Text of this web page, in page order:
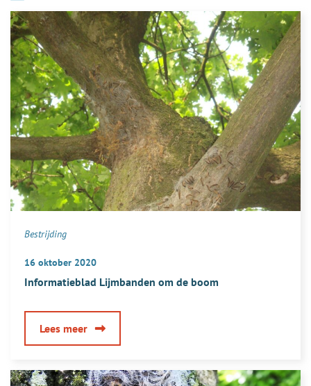
Bestrijding
16 oktober 2020
Informatieblad Lijmbanden om de boom
Lees meerover
Informatieblad
om